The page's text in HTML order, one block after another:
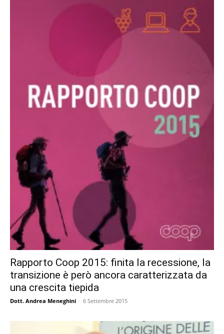
Rapporto Coop 2015: finita la recessione, la
transizione è però ancora caratterizzata da
una crescita tiepida
Dott. Andrea Meneghini - 6 Settembre 2015